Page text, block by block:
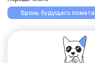
Бронь будущего помета